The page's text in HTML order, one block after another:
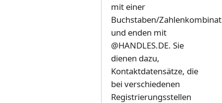
mit einer
Buchstaben/
und enden mit
@HANDLES.DE. Sie
dienen dazu,
Kontaktdatensätze, die
bei verschiedenen
Registrierungsstellen